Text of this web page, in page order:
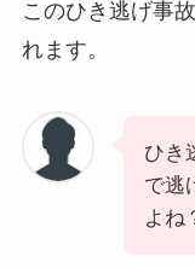
このひき逃げ事
れます。
ひき
で逃
よね